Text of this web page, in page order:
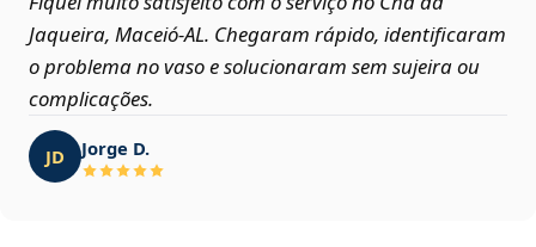
Jaqueira, Maceió‑AL. Chegaram rápido, identificaram
o problema no vaso e solucionaram sem sujeira ou
complicações.
JD Jorge D.